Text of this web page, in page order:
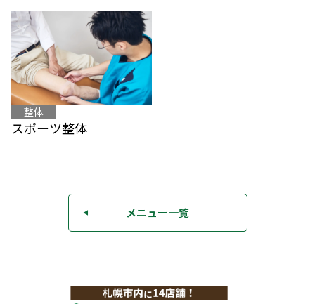
整体
スポーツ整体
◀ メニュー一覧